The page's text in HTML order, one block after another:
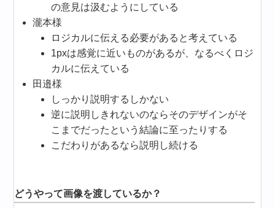
の意見は汲むようにしている
瀧本様
ロジカルに伝える必要があると考えている
1pxは感覚に近いものがあるが、なるべくロジ
カルに伝えている
田邉様
しっかり説明するしかない
逆に説明しきれないのならそのデザインがそ
こまでだったという結論に至ったりする
こだわりがあるなら説明し続ける
どうやって画像を渡しているか？